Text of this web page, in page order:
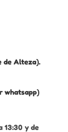
de Alteza).
whatsapp)
13:30 y de